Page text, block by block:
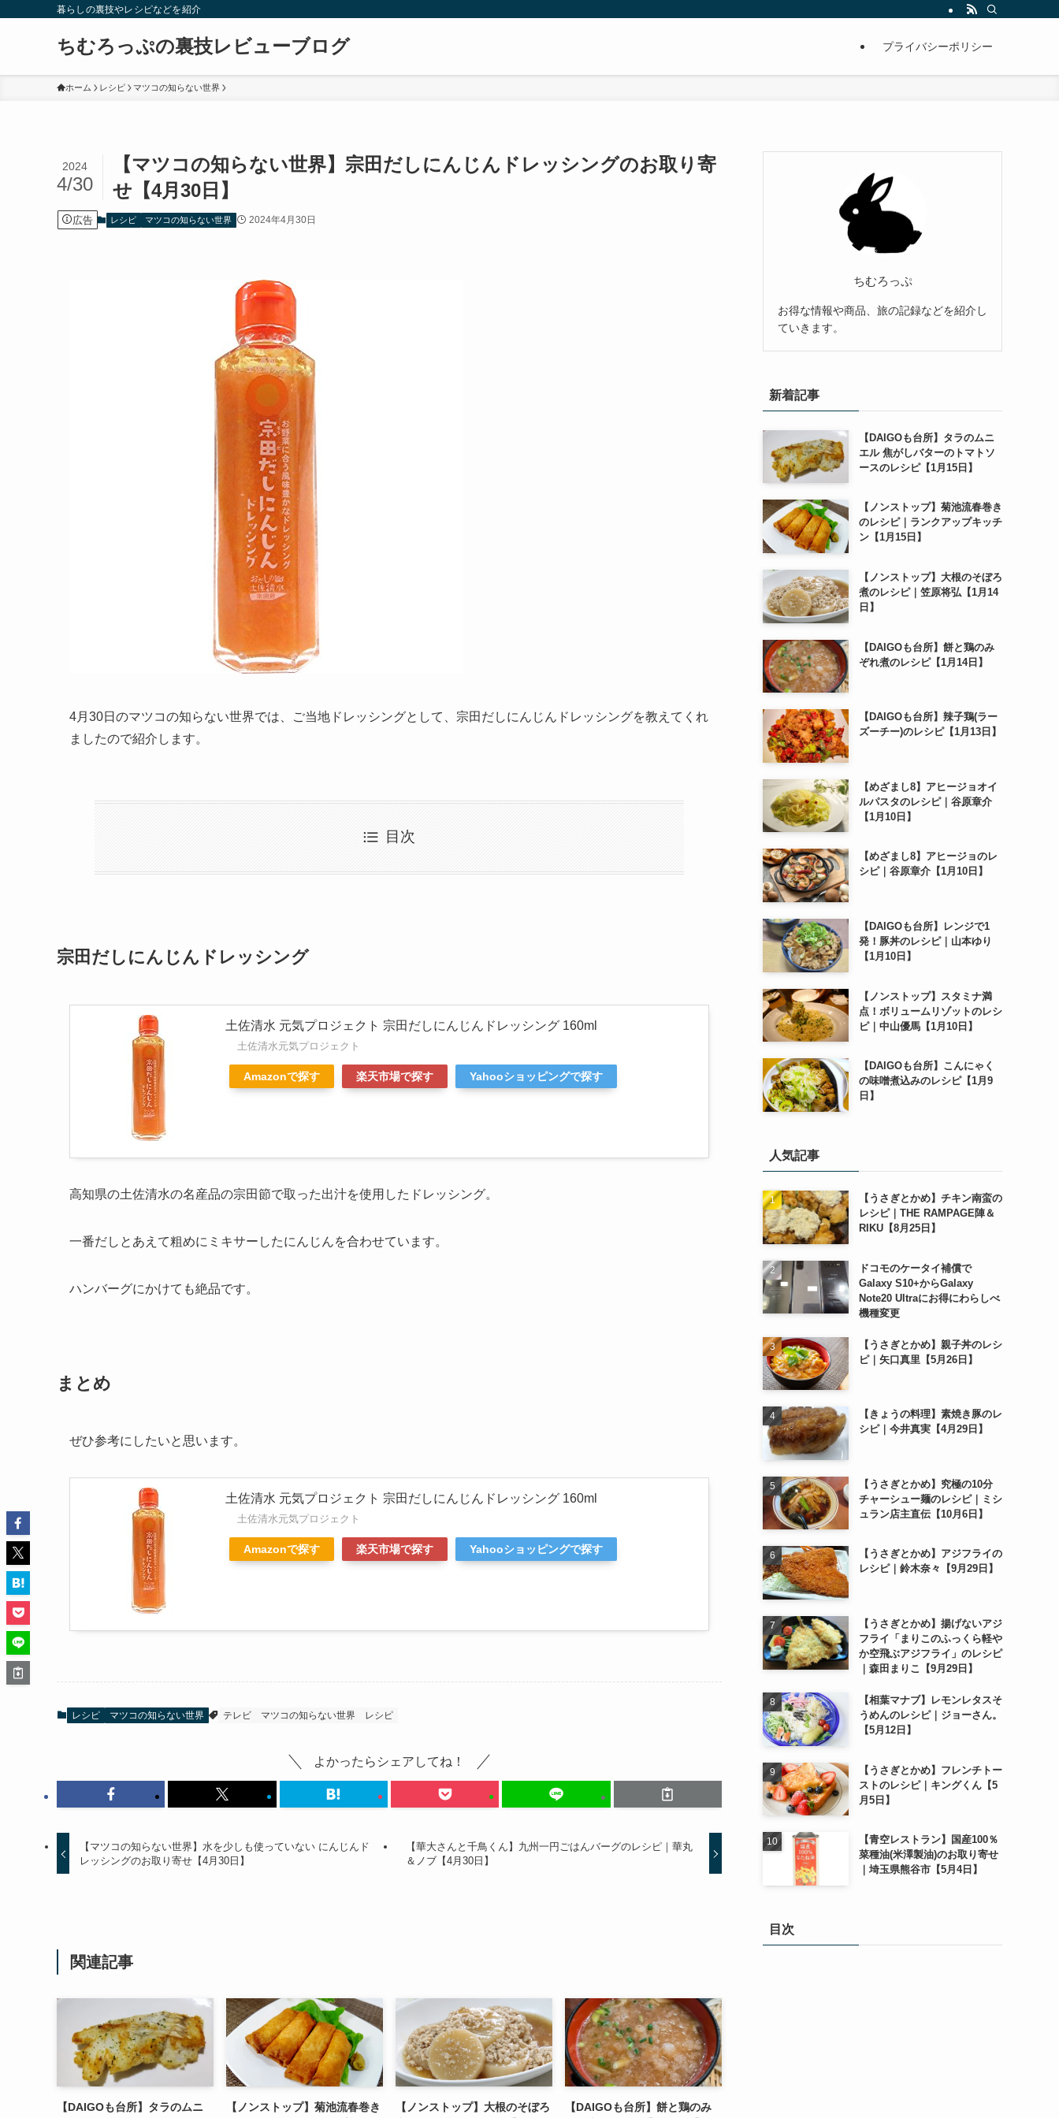
暮らしの裏技やレシピなどを紹介
ちむろっぷの裏技レビューブログ プライバシーポリシー
ホーム レシピ マツコの知らない世界
【マツコの知らない世界】宗田だしにんじんドレッシングのお取り寄
せ【4月30日】
2024
4/30
広告 レシピ マツコの知らない世界 2024年4月30日
4月30日のマツコの知らない世界では、ご当地ドレッシングとして、宗田だしにんじんドレッシングを教えてくれ
ましたので紹介します。
目次
宗田だしにんじんドレッシング
土佐清水 元気プロジェクト 宗田だしにんじんドレッシング 160ml
土佐清水元気プロジェクト
Amazonで探す 楽天市場で探す Yahooショッピングで探す
高知県の土佐清水の名産品の宗田節で取った出汁を使用したドレッシング。
一番だしとあえて粗めにミキサーしたにんじんを合わせています。
ハンバーグにかけても絶品です。
まとめ
ぜひ参考にしたいと思います。
土佐清水 元気プロジェクト 宗田だしにんじんドレッシング 160ml
土佐清水元気プロジェクト
Amazonで探す 楽天市場で探す Yahooショッピングで探す
レシピ マツコの知らない世界 テレビ マツコの知らない世界 レシピ
よかったらシェアしてね！
【マツコの知らない世界】水を少しも使っていない にんじんド
レッシングのお取り寄せ【4月30日】
【華大さんと千鳥くん】九州一円ごはんバーグのレシピ｜華丸
＆ノブ【4月30日】
関連記事
【DAIGOも台所】タラのムニ
【ノンストップ】菊池流春巻き
【ノンストップ】大根のそぼろ
【DAIGOも台所】餅と鶏のみ
ちむろっぷ
お得な情報や商品、旅の記録などを紹介し
ていきます。
新着記事
【DAIGOも台所】タラのムニ
エル 焦がしバターのトマトソ
ースのレシピ【1月15日】
【ノンストップ】菊池流春巻き
のレシピ｜ランクアップキッチ
ン【1月15日】
【ノンストップ】大根のそぼろ
煮のレシピ｜笠原将弘【1月14
日】
【DAIGOも台所】餅と鶏のみ
ぞれ煮のレシピ【1月14日】
【DAIGOも台所】辣子鶏(ラー
ズーチー)のレシピ【1月13日】
【めざまし8】アヒージョオイ
ルパスタのレシピ｜谷原章介
【1月10日】
【めざまし8】アヒージョのレ
シピ｜谷原章介【1月10日】
【DAIGOも台所】レンジで1
発！豚丼のレシピ｜山本ゆり
【1月10日】
【ノンストップ】スタミナ満
点！ボリュームリゾットのレシ
ピ｜中山優馬【1月10日】
【DAIGOも台所】こんにゃく
の味噌煮込みのレシピ【1月9
日】
人気記事
【うさぎとかめ】チキン南蛮の
レシピ｜THE RAMPAGE陣＆
RIKU【8月25日】
ドコモのケータイ補償で
Galaxy S10+からGalaxy
Note20 Ultraにお得にわらしべ
機種変更
【うさぎとかめ】親子丼のレシ
ピ｜矢口真里【5月26日】
【きょうの料理】素焼き豚のレ
シピ｜今井真実【4月29日】
【うさぎとかめ】究極の10分
チャーシュー麺のレシピ｜ミシ
ュラン店主直伝【10月6日】
【うさぎとかめ】アジフライの
レシピ｜鈴木奈々【9月29日】
【うさぎとかめ】揚げないアジ
フライ「まりこのふっくら軽や
か空飛ぶアジフライ」のレシピ
｜森田まりこ【9月29日】
【相葉マナブ】レモンレタスそ
うめんのレシピ｜ジョーさん。
【5月12日】
【うさぎとかめ】フレンチトー
ストのレシピ｜キングくん【5
月5日】
【青空レストラン】国産100％
菜種油(米澤製油)のお取り寄せ
｜埼玉県熊谷市【5月4日】
目次